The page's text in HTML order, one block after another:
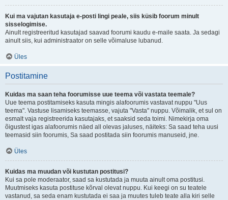
Kui ma vajutan kasutaja e-posti lingi peale, siis küsib foorum minult
sisselogimise.
Ainult registreeritud kasutajad saavad foorumi kaudu e-maile saata. Ja sedagi
ainult siis, kui administraator on selle võimaluse lubanud.
Üles
Postitamine
Kuidas ma saan teha foorumisse uue teema või vastata teemale?
Uue teema postitamiseks kasuta mingis alafoorumis vastavat nuppu "Uus
teema". Vastuse lisamiseks teemasse, vajuta "Vasta" nuppu. Võimalik, et sul on
esmalt vaja registreerida kasutajaks, et saaksid seda toimi. Nimekirja oma
õigustest igas alafoorumis näed all olevas jaluses, näiteks: Sa saad teha uusi
teemasid siin foorumis, Sa saad postitada siin foorumis manuseid, jne.
Üles
Kuidas ma muudan või kustutan postitusi?
Kui sa pole moderaator, saad sa kustutada ja muuta ainult oma postitusi.
Muutmiseks kasuta postituse kõrval olevat nuppu. Kui keegi on su teatele
vastanud, sa seda enam kustutada ei saa ja muutes tuleb teate alla kiri selle